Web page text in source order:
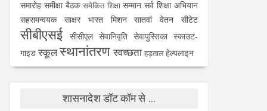
समारोह समीक्षा बैठक समेकित शिक्षा सम्मान सर्व शिक्षा अभियान
सहसमन्वयक
साक्षर भारत मिशन सातवां वेतन सीटेट
सीबीएसई सीसीएल सेवानिवृति सेवापुस्तिका स्काउट-
गाइड स्कूलस्थानांतरण स्वच्छता हड़तालहेल्पलाइन
शासनादेश डॉट कॉम से ...